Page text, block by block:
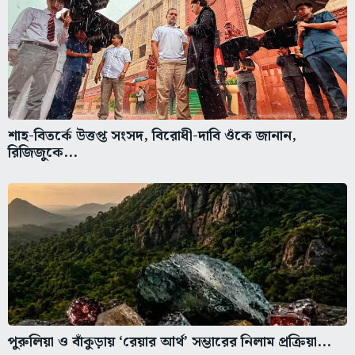
শাহ-বিতর্কে উত্তপ্ত সংসদ, বিরোধী-দাবি ওঁকে জানান,
রিজিজুকে...
পুরুলিয়া ও বাঁকুড়ায় ‘রেয়ার আর্থ’ সম্ভারের নিলাম প্রক্রিয়া...